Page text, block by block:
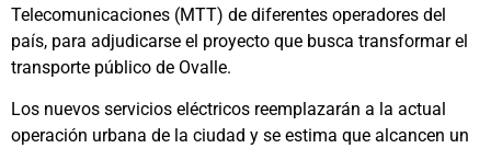
Telecomunicaciones (MTT) de diferentes operadores del
país, para adjudicarse el proyecto que busca transformar el
transporte público de Ovalle.
Los nuevos servicios eléctricos reemplazarán a la actual
operación urbana de la ciudad y se estima que alcancen un